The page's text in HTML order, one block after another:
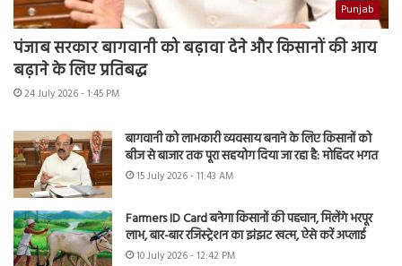
Punjab
पंजाब सरकार बागवानी को बढ़ावा देने और किसानों की आय
बढ़ाने के लिए प्रतिबद्ध
24 July 2026 - 1:45 PM
बागवानी को लाभकारी व्यवसाय बनाने के लिए किसानों को
बीज से बाजार तक पूरा सहयोग दिया जा रहा है: मोहिंदर भगत
15 July 2026 - 11:43 AM
Farmers ID Card बनेगा किसानों की पहचान, मिलेंगे भरपूर
लाभ, बार-बार रजिस्ट्रेशन का झंझट खत्म, ऐसे करें अप्लाई
10 July 2026 - 12:42 PM